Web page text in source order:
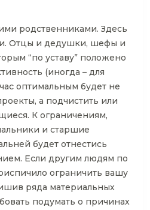
родственниками. Здесь
Отцы и дедушки, шефы и
“по уставу” положено
(иногда – для
оптимальным будет не
а подчистить или
К ограничениям,
и старшие
будет отнестись
Если другим людям по
ограничить вашу
ряда материальных
подумать о причинах